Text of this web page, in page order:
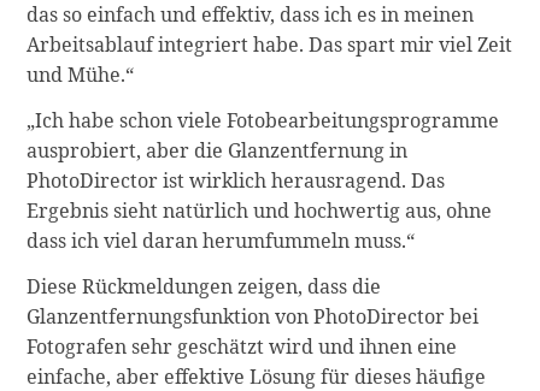
das so einfach und effektiv, dass ich es in meinen
Arbeitsablauf integriert habe. Das spart mir viel Zeit
und Mühe.“
„Ich habe schon viele Fotobearbeitungsprogramme
ausprobiert, aber die Glanzentfernung in
PhotoDirector ist wirklich herausragend. Das
Ergebnis sieht natürlich und hochwertig aus, ohne
dass ich viel daran herumfummeln muss.“
Diese Rückmeldungen zeigen, dass die
Glanzentfernungsfunktion von PhotoDirector bei
Fotografen sehr geschätzt wird und ihnen eine
einfache, aber effektive Lösung für dieses häufige